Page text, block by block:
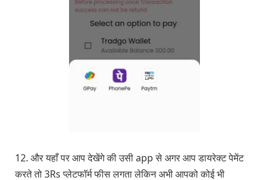
12. और यहाँ पर आप देखेंगे की उसी app से अगर आप डायरेक्ट पेमेंट
करते तो 3Rs प्लेटफॉर्म फीस लगता लेकिन अभी आपको कोई भी